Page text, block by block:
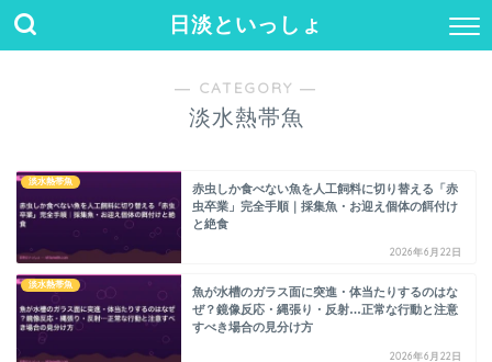
日淡といっしょ
― CATEGORY ―
淡水熱帯魚
淡水熱帯魚
赤虫しか食べない魚を人工飼料に切り替える「赤
虫卒業」完全手順｜採集魚・お迎え個体の餌付け
と絶食
2026年6月22日
淡水熱帯魚
魚が水槽のガラス面に突進・体当たりするのはな
ぜ？鏡像反応・縄張り・反射…正常な行動と注意
すべき場合の見分け方
2026年6月22日